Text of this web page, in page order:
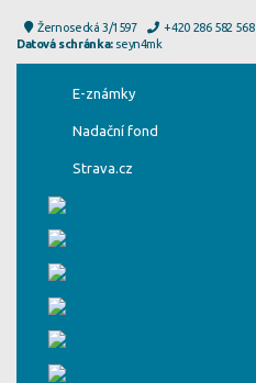
Žernosecká 3/1597 +420 286 582 568
Datová schránka:seyn4mk
E-známky
Nadační fond
Strava.cz